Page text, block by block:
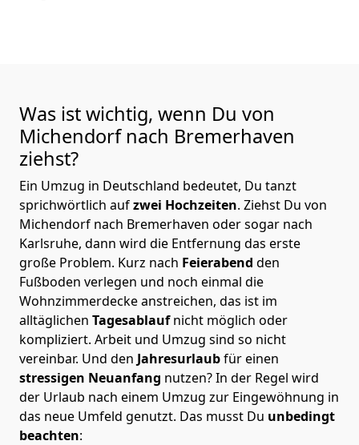
Was ist wichtig, wenn Du von
Michendorf nach Bremer­haven
ziehst?
Ein Umzug in Deutschland bedeutet, Du tanzt
sprichwörtlich aufzwei Hochzeiten. Ziehst Du von
Michendorf nach Bremer­haven oder sogar nach
Karlsruhe, dann wird die Entfernung das erste
große Problem. Kurz nach Feierabend den
Fußboden verlegen und noch einmal die
Wohnzimmerdecke anstreichen, das ist im
alltäglichen Tagesablaufnicht möglich oder
kompliziert. Arbeit und Umzug sind so nicht
vereinbar. Und den Jahresurlaubfür einen
stressigen Neuanfang nutzen? In der Regel wird
der Urlaub nach einem Umzug zur Eingewöhnung in
das neue Umfeld genutzt. Das musst Du unbedingt
beachten: